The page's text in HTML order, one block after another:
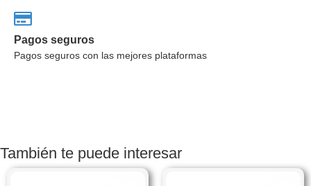
Pagos seguros
Pagos seguros con las mejores plataformas
También te puede interesar